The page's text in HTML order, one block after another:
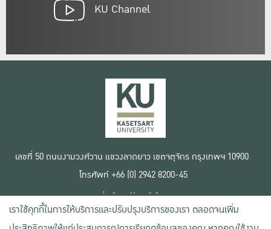
KU Channel
เลขที่ 50 ถนนงามวงศ์วาน แขวงลาดยาว เขตจตุจักร กรุงเทพฯ 10900
โทรศัพท์ +66 (0) 2942 8200-45
เงื่อนไขการใช้งานเว็บไซต์
ข้อตกลงด้านสิทธิ์ใช้งาน
นโยบายความเป็นส่วนตัว
เราใช้คุกกี้ในการให้บริการและปรับปรุงบริการของเรา ตลอดจนเพิ่ม